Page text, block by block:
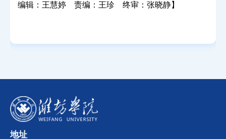
编辑：王慧婷 责编：王珍 终审：张晓静】
地址